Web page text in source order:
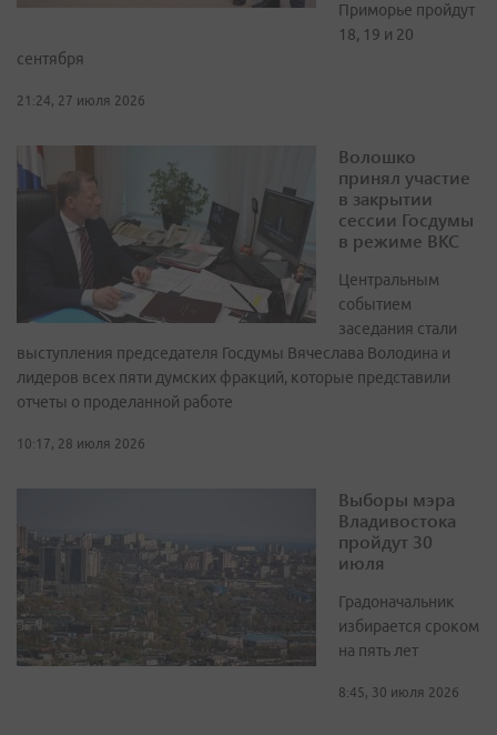
Приморье пройдут
18, 19 и 20
сентября
21:24, 27 июля 2026
Волошко
принял участие
в закрытии
сессии Госдумы
в режиме ВКС
Центральным
событием
заседания стали
выступления председателя Госдумы Вячеслава Володина и
лидеров всех пяти думских фракций, которые представили
отчеты о проделанной работе
10:17, 28 июля 2026
Выборы мэра
Владивостока
пройдут 30
июля
Градоначальник
избирается сроком
на пять лет
8:45, 30 июля 2026